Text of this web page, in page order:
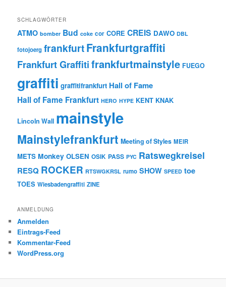
SCHLAGWÖRTER
ATMO bomber Bud coke cor CORE CREIS DAWO DBL
fotojoerg frankfurtFrankfurtgraffiti
Frankfurt Graffitifrankfurtmainstyle FUEGO
graffiti graffitifrankfurt Hall of Fame
Hall of Fame Frankfurt HERO HYPE KENT KNAK
Lincoln Wall mainstyle
Mainstylefrankfurt Meeting of Styles MEIR
METS Monkey OLSEN OSIK PASS PYC Ratswegkreisel
RESQ ROCKER RTSWGKRSL rumo SHOW SPEED toe
TOES Wiesbadengraffiti ZINE
ANMELDUNG
Anmelden
Eintrags-Feed
Kommentar-Feed
WordPress.org